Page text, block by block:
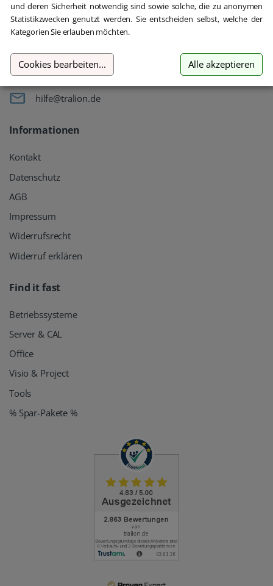
oemhandel24 UG (haftungsbeschränkt)
Klaus-Kordel-Straße 4
54296 Trier
Germany
+49 651 / 209 897 22
hilfe@tralion.de
Informationen
Kontakt
Datenschutz
AGB
Impressum
Widerrufsrecht
Widerruf erklären
Find it fast
Betriebssysteme
Server & CAL
Office
Visio & Project
Tools
% Spar-Pakete %
und deren Sicherheit notwendig sind sowie solche, die zu anonymen
Statistikzwecken genutzt werden. Sie entscheiden selbst, welche der
Kategorien Sie erlauben möchten.
Cookies bearbeiten... Alle akzeptieren